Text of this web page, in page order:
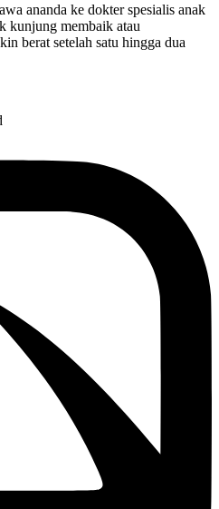
ananda ke dokter spesialis anak
kunjung membaik atau
berat setelah satu hingga dua